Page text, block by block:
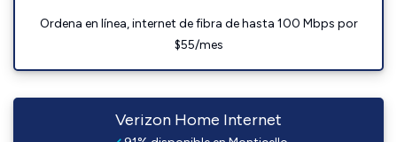
Ordena en línea, internet de fibra de hasta 100 Mbps por
$55/mes
Verizon Home Internet